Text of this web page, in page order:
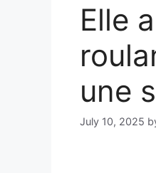
Elle
une
July 10, 2025